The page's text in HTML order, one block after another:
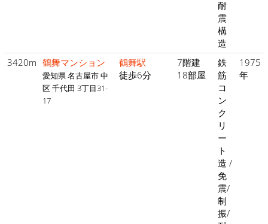
耐
震
構
造
3420m 鶴舞マンション
愛知県 名古屋市 中
区 千代田 3丁目31-
17
鶴舞駅
徒歩6分
7階建
18部屋
鉄
筋
コ
ン
ク
リ
ー
ト
造 /
免
震/
制
振/
1975
年